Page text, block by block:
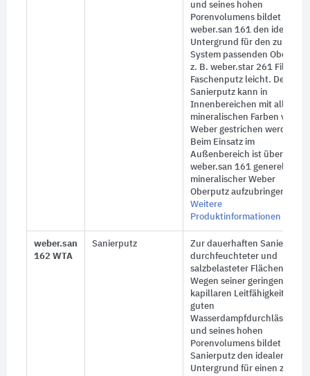
und seines hohen
Porenvolumens bildet der
weber.san 161 den idealen
Untergrund für den zum
System passenden
z. B. weber.star 261 Filz- und
Faschenputz leicht. Der
Sanierputz kann in
Innenbereichen mit allen
mineralischen Farben von
Weber gestrichen werden.
Beim Einsatz im
Außenbereich ist über
weber.san 161 generell ein
mineralischer Weber
Oberputz aufzubringen.
Weitere
Produktinformationen
weber.san
162 WTA
Sanierputz
Zur dauerhaften Sanierung
durchfeuchteter und
salzbelasteter Flächen.
Wegen seiner geringen
kapillaren Leitfähigkeit, der
guten
Wasserdampfdurchlässigkeit
und seines hohen
Porenvolumens bildet der
Sanierputz den idealen
Untergrund für einen zum